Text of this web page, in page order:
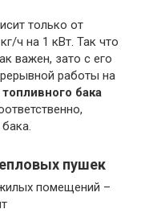
только от
ч на 1 кВт. Так что
важен, зато с его
работы на
бака
пушек
помещений –